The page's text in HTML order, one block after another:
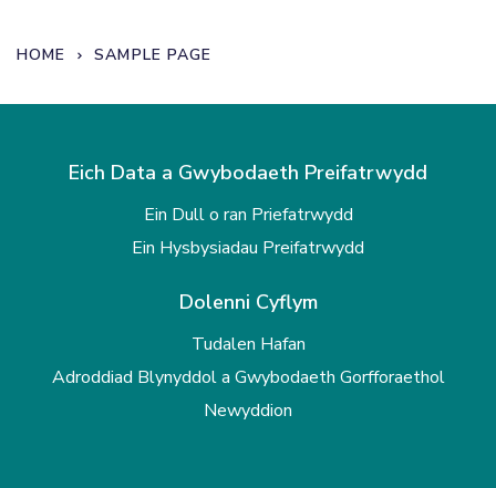
HOME SAMPLE PAGE
Eich Data a Gwybodaeth Preifatrwydd
Ein Dull o ran Priefatrwydd
Ein Hysbysiadau Preifatrwydd
Dolenni Cyflym
Tudalen Hafan
Adroddiad Blynyddol a Gwybodaeth Gorfforaethol
Newyddion